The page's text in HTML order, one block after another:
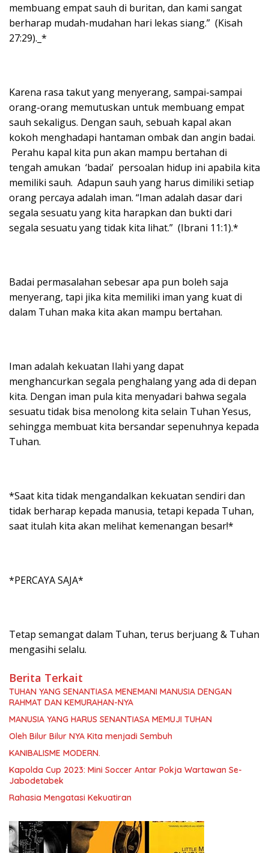
membuang empat sauh di buritan, dan kami sangat
berharap mudah-mudahan hari lekas siang.” (Kisah
27:29)._*
Karena rasa takut yang menyerang, sampai-sampai
orang-orang memutuskan untuk membuang empat
sauh sekaligus. Dengan sauh, sebuah kapal akan
kokoh menghadapi hantaman ombak dan angin badai.
Perahu kapal kita pun akan mampu bertahan di
tengah amukan ‘badai’ persoalan hidup ini apabila kita
memiliki sauh. Adapun sauh yang harus dimiliki setiap
orang percaya adalah iman. “Iman adalah dasar dari
segala sesuatu yang kita harapkan dan bukti dari
segala sesuatu yang tidak kita lihat.” (Ibrani 11:1).*
Badai permasalahan sebesar apa pun boleh saja
menyerang, tapi jika kita memiliki iman yang kuat di
dalam Tuhan maka kita akan mampu bertahan.
Iman adalah kekuatan Ilahi yang dapat
menghancurkan segala penghalang yang ada di depan
kita. Dengan iman pula kita menyadari bahwa segala
sesuatu tidak bisa menolong kita selain Tuhan Yesus,
sehingga membuat kita bersandar sepenuhnya kepada
Tuhan.
*Saat kita tidak mengandalkan kekuatan sendiri dan
tidak berharap kepada manusia, tetapi kepada Tuhan,
saat itulah kita akan melihat kemenangan besar!*
*PERCAYA SAJA*
Tetap semangat dalam Tuhan, terus berjuang & Tuhan
mengasihi selalu.
Berita Terkait
TUHAN YANG SENANTIASA MENEMANI MANUSIA DENGAN
RAHMAT DAN KEMURAHAN-NYA
MANUSIA YANG HARUS SENANTIASA MEMUJI TUHAN
Oleh Bilur Bilur NYA Kita menjadi Sembuh
KANIBALISME MODERN.
Kapolda Cup 2023: Mini Soccer Antar Pokja Wartawan Se-
Jabodetabek
Rahasia Mengatasi Kekuatiran